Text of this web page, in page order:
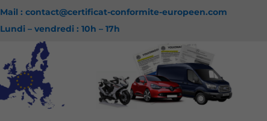
Mail : contact@certificat-conformite-europeen.com
Lundi – vendredi : 10h – 17h